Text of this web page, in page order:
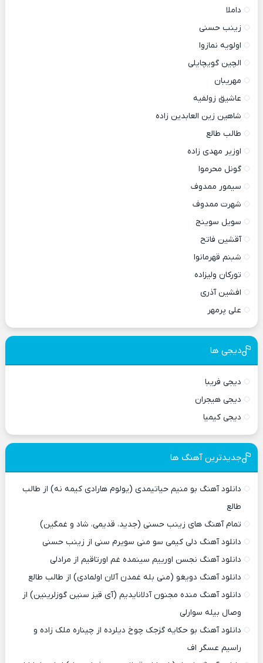
داملا
زینب حسنی
اولویه نمازوا
الچین گویچایلی
مهریبان
عاشیق زولفیه
شاهین زین العابدین زاده
طالب طالع
اوزیر مهدی زاده
گونل محرموا
سیمور ممدوف
شهرت ممدوف
سویل سوینج
آقشین فاتح
شبنم قهرمانوا
تورکان ولیزاده
افشین آذری
علی پرمهر
دیجی ها
دیجی فریبا
دیجی هیجران
دیجی کیمیا
جدیدترین آهنگ ها
دانلود آهنگ بو منیم حیاتیمدی (یولوم هارادی کیمه نه) از طالب
طالع
تمام آهنگ های زینب حسنی (جدید، قدیمی، شاد و غمگین)
دانلود آهنگ دلی کیمی سو منی سویرم سنی از زینب حسنی
دانلود آهنگ نجسن اورییم سینمده غم اورتاقیم از مرادلی
دانلود آهنگ دویغو (منی بله غمدن آلان اولمادی) از طالب طالع
دانلود آهنگ منده مجنون آدلانایدیم (آی قیز سنین گوزلرینین) از
وصال بیله سوارلی
دانلود آهنگ بو حکایه گزجک چوخ دیلرده از چیناره ملک زاده و
راسیم عسگر اف